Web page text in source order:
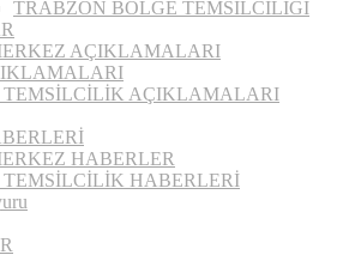
TRABZON BÖLGE TEMSİLCİLİĞİ
AÇIKLAMALARI
TEMSİLCİLİK AÇIKLAMALARI
HABERLER
TEMSİLCİLİK HABERLERİ